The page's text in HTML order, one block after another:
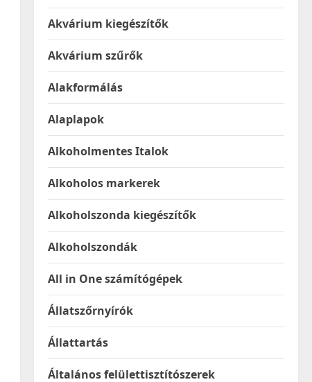
Akvárium kiegészítők
Akvárium szűrők
Alakformálás
Alaplapok
Alkoholmentes Italok
Alkoholos markerek
Alkoholszonda kiegészítők
Alkoholszondák
All in One számítógépek
Állatszőrnyírók
Állattartás
Általános felülettisztítószerek